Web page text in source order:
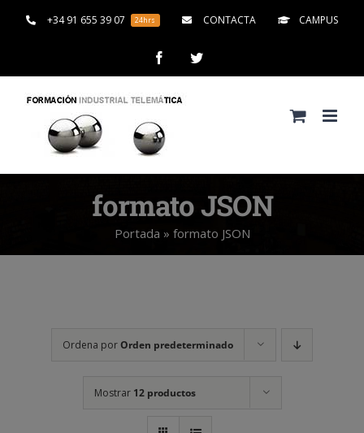
+34 91 655 39 07 24hrs CONTACTA CAMPUS
FacebookTwitter
formato JSON
Portada » formato JSON
Ordena porOrden predeterminado
Mostrar 12 productos